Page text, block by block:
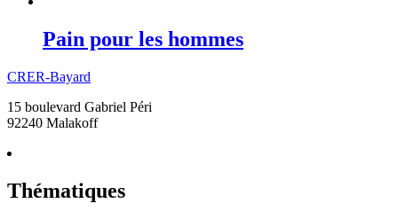
Pain pour les hommes
CRER-Bayard
15 boulevard Gabriel Péri
92240 Malakoff
Thématiques